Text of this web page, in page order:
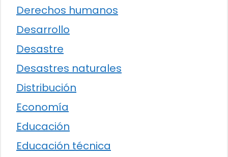
Derechos humanos
Desarrollo
Desastre
Desastres naturales
Distribución
Economía
Educación
Educación técnica